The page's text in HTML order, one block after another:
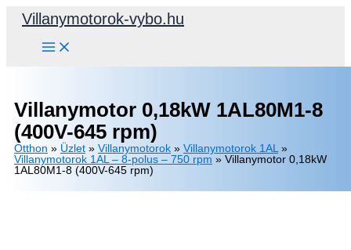
SkipVillanymotorok-vybo.hu
Villanymotor 0,18kW 1AL80M1-8
(400V-645 rpm)
Otthon » Üzlet » Villanymotorok » Villanymotorok 1AL »
Villanymotorok 1AL – 8-polus – 750 rpm » Villanymotor 0,18kW
1AL80M1-8 (400V-645 rpm)